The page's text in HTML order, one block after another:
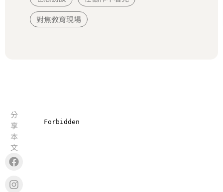
對焦教育現場
分
享
本
文
Facebook
Instagram
Line
Copy